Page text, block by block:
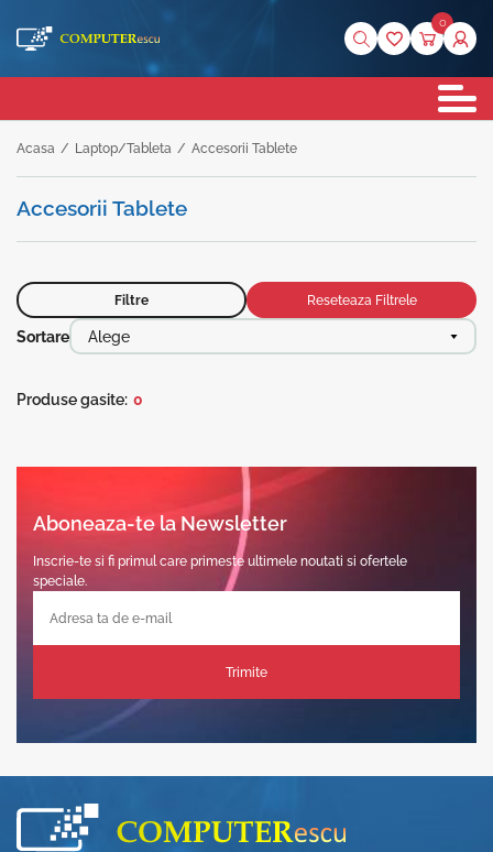
0
Acasa / Laptop/Tableta / Accesorii Tablete
Accesorii Tablete
Filtre Reseteaza Filtrele
Sortare Alege
Produse gasite: 0
Aboneaza-te la Newsletter
Inscrie-te si fi primul care primeste ultimele noutati si ofertele
speciale.
Trimite